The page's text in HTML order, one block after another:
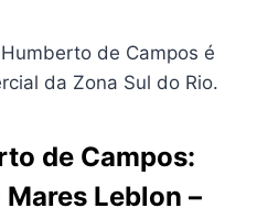
de Campos é
da Zona Sul do Rio.
de Campos:
Leblon –